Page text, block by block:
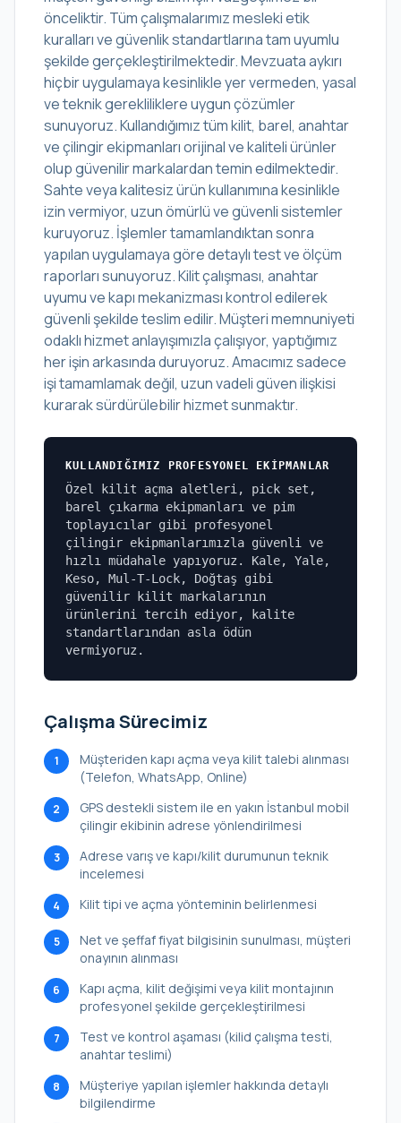
önceliktir. Tüm çalışmalarımız mesleki etik
kuralları ve güvenlik standartlarına tam uyumlu
şekilde gerçekleştirilmektedir. Mevzuata aykırı
hiçbir uygulamaya kesinlikle yer vermeden, yasal
ve teknik gerekliliklere uygun çözümler
sunuyoruz. Kullandığımız tüm kilit, barel, anahtar
ve çilingir ekipmanları orijinal ve kaliteli ürünler
olup güvenilir markalardan temin edilmektedir.
Sahte veya kalitesiz ürün kullanımına kesinlikle
izin vermiyor, uzun ömürlü ve güvenli sistemler
kuruyoruz. İşlemler tamamlandıktan sonra
yapılan uygulamaya göre detaylı test ve ölçüm
raporları sunuyoruz. Kilit çalışması, anahtar
uyumu ve kapı mekanizması kontrol edilerek
güvenli şekilde teslim edilir. Müşteri memnuniyeti
odaklı hizmet anlayışımızla çalışıyor, yaptığımız
her işin arkasında duruyoruz. Amacımız sadece
işi tamamlamak değil, uzun vadeli güven ilişkisi
kurarak sürdürülebilir hizmet sunmaktır.
KULLANDIĞIMIZ PROFESYONEL EKIPMANLAR
Özel kilit açma aletleri, pick set,
barel çıkarma ekipmanları ve pim
toplayıcılar gibi profesyonel
çilingir ekipmanlarımızla güvenli ve
hızlı müdahale yapıyoruz. Kale, Yale,
Keso, Mul-T-Lock, Doğtaş gibi
güvenilir kilit markalarının
ürünlerini tercih ediyor, kalite
standartlarından asla ödün
vermiyoruz.
Çalışma Sürecimiz
1
Müşteriden kapı açma veya kilit talebi alınması
(Telefon, WhatsApp, Online)
2
GPS destekli sistem ile en yakın İstanbul mobil
çilingir ekibinin adrese yönlendirilmesi
3
Adrese varış ve kapı/kilit durumunun teknik
incelemesi
4 Kilit tipi ve açma yönteminin belirlenmesi
5
Net ve şeffaf fiyat bilgisinin sunulması, müşteri
onayının alınması
6
Kapı açma, kilit değişimi veya kilit montajının
profesyonel şekilde gerçekleştirilmesi
7
Test ve kontrol aşaması (kilid çalışma testi,
anahtar teslimi)
8
Müşteriye yapılan işlemler hakkında detaylı
bilgilendirme